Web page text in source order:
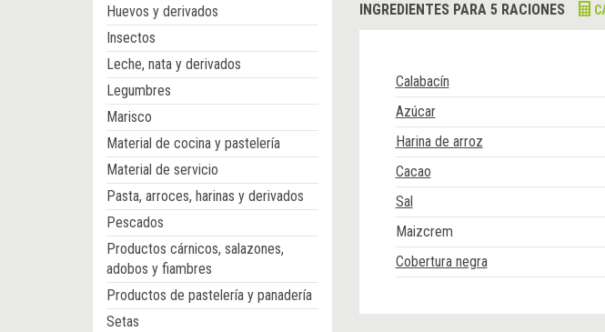
Huevos y derivados
Insectos
Leche, nata y derivados
Legumbres
Marisco
Material de cocina y pastelería
Material de servicio
Pasta, arroces, harinas y derivados
Pescados
Productos cárnicos, salazones,
adobos y fiambres
Productos de pastelería y panadería
Setas
INGREDIENTES PARA 5 RACIONES
Calabacín
Azúcar
Harina de arroz
Cacao
Sal
Maizcrem
Cobertura negra